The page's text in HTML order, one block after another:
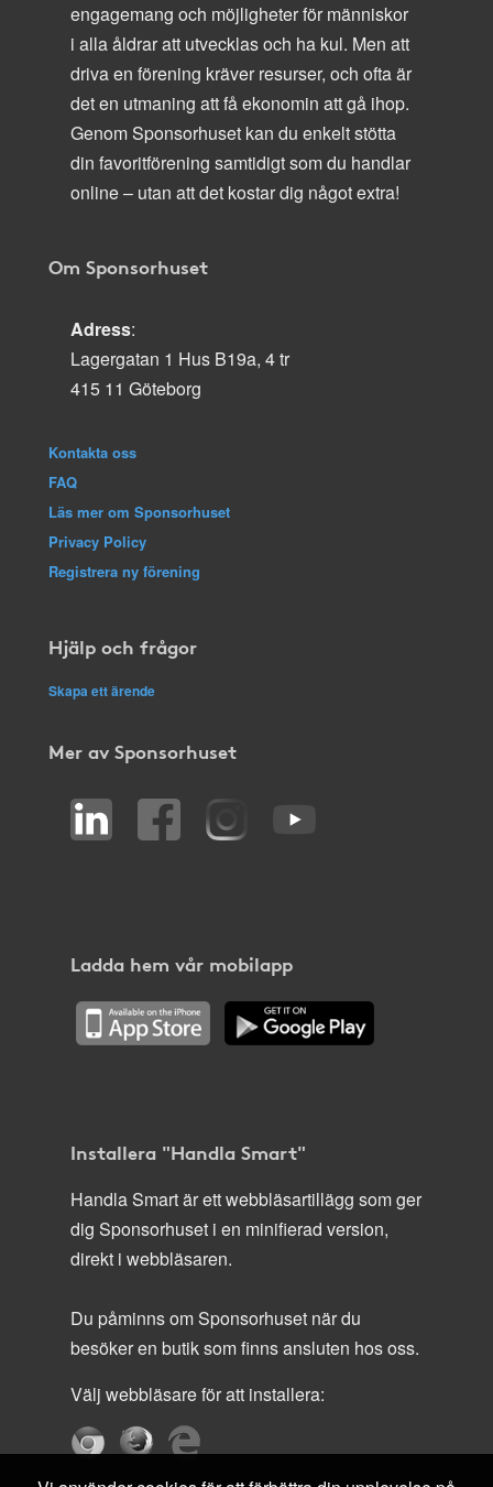
engagemang och möjligheter för människor
i alla åldrar att utvecklas och ha kul. Men att
driva en förening kräver resurser, och ofta är
det en utmaning att få ekonomin att gå ihop.
Genom Sponsorhuset kan du enkelt stötta
din favoritförening samtidigt som du handlar
online – utan att det kostar dig något extra!
Om Sponsorhuset
Adress:
Lagergatan 1 Hus B19a, 4 tr
415 11 Göteborg
Kontakta oss
FAQ
Läs mer om Sponsorhuset
Privacy Policy
Registrera ny förening
Hjälp och frågor
Skapa ett ärende
Mer av Sponsorhuset
Ladda hem vår mobilapp
Installera "Handla Smart"
Handla Smart är ett webbläsartillägg som ger
dig Sponsorhuset i en minifierad version,
direkt i webbläsaren.
Du påminns om Sponsorhuset när du
besöker en butik som finns ansluten hos oss.
Välj webbläsare för att installera: